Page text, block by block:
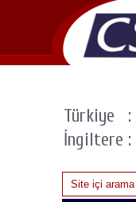
Türkiye :
İngiltere :